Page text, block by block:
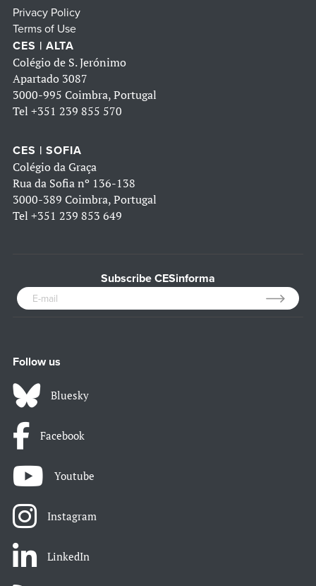
Privacy Policy
Terms of Use
CES | ALTA
Colégio de S. Jerónimo
Apartado 3087
3000-995 Coimbra, Portugal
Tel +351 239 855 570
CES | SOFIA
Colégio da Graça
Rua da Sofia nº 136-138
3000-389 Coimbra, Portugal
Tel +351 239 853 649
Subscribe CESinforma
Follow us
Bluesky
Facebook
Youtube
Instagram
LinkedIn